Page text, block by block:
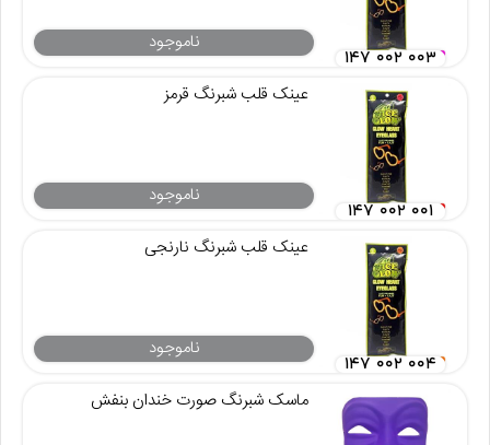
ناموجود
۱۴۷ ۰۰۲ ۰۰۳
عینک قلب شبرنگ قرمز
ناموجود
۱۴۷ ۰۰۲ ۰۰۱
عینک قلب شبرنگ نارنجی
ناموجود
۱۴۷ ۰۰۲ ۰۰۴
ماسک شبرنگ صورت خندان بنفش